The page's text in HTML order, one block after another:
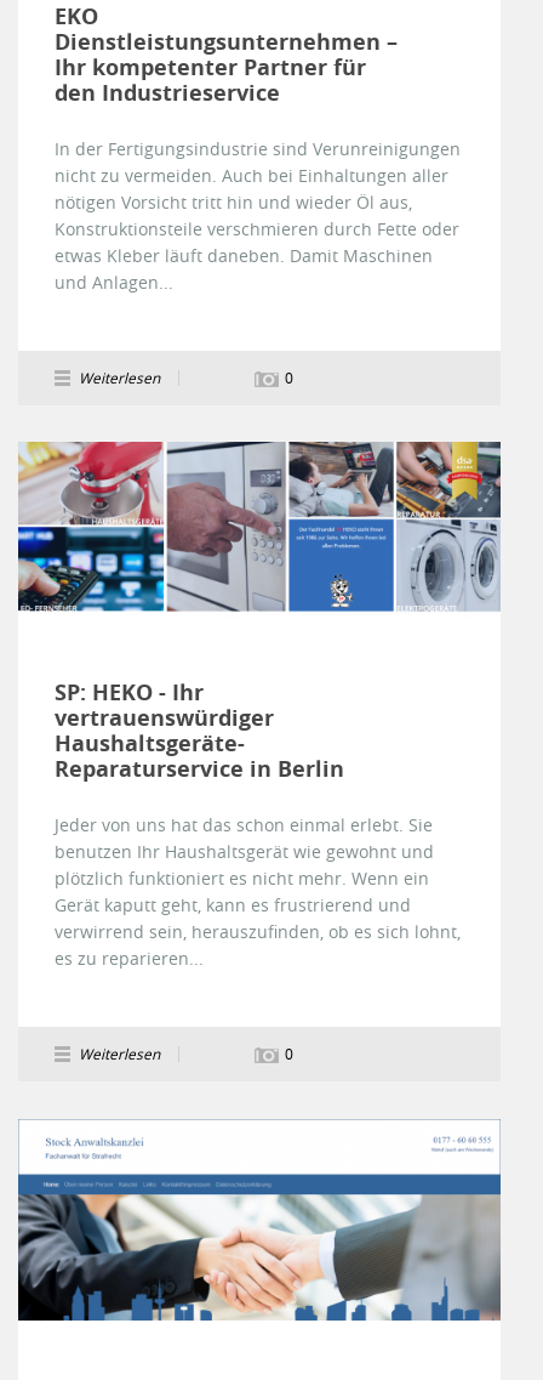
EKO
Dienstleistungsunternehmen –
Ihr kompetenter Partner für
den Industrieservice
In der Fertigungsindustrie sind Verunreinigungen
nicht zu vermeiden. Auch bei Einhaltungen aller
nötigen Vorsicht tritt hin und wieder Öl aus,
Konstruktionsteile verschmieren durch Fette oder
etwas Kleber läuft daneben. Damit Maschinen
und Anlagen...
Weiterlesen 0
SP: HEKO - Ihr
vertrauenswürdiger
Haushaltsgeräte-
Reparaturservice in Berlin
Jeder von uns hat das schon einmal erlebt. Sie
benutzen Ihr Haushaltsgerät wie gewohnt und
plötzlich funktioniert es nicht mehr. Wenn ein
Gerät kaputt geht, kann es frustrierend und
verwirrend sein, herauszufinden, ob es sich lohnt,
es zu reparieren...
Weiterlesen 0